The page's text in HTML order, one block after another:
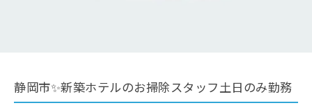
静岡市✨新築ホテルのお掃除スタッフ土日のみ勤務